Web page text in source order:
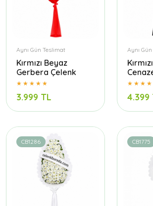
Aynı Gün Teslimat
Kırmızı Beyaz
Gerbera Çelenk
3.999 TL
Aynı
4.399
CB1286 CB1775